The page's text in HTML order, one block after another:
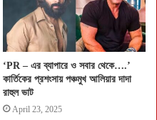
‘PR – এর ব্যাপারে ও সবার থেকে….’
কার্তিকের প্রশংসায় পঞ্চমুখ আলিয়ার দাদা
রাহুল ভাট
April 23, 2025